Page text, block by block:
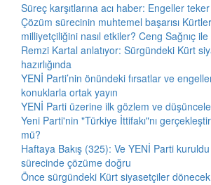
Süreç karşıtlarına acı haber: Engeller teker
Çözüm sürecinin muhtemel başarısı
milliyetçiliğini nasıl etkiler? Ceng Sağnıç
Remzi Kartal anlatıyor: Sürgündeki Kürt
hazırlığında
YENİ Parti’nin önündeki fırsatlar ve
konuklarla ortak yayın
YENİ Parti üzerine ilk gözlem ve
Yeni Parti'nin "Türkiye İttifakı"nı
mü?
Haftaya Bakış (325): Ve YENİ Parti
sürecinde çözüme doğru
Önce sürgündeki Kürt siyasetçiler dönecek